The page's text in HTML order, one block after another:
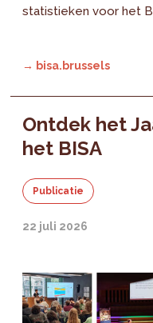
statistieken voor het
→ bisa.brussels
Ontdek het
het BISA
Publicatie
22 juli 2026